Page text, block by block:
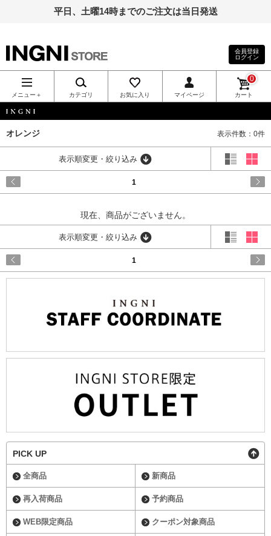
平日、土曜14時までのご注文は当日発送
INGNI（イン
グ）公式通
販｜INGNI
STORE
会員登録
ログイン
メニュー＋ カテゴリ お気に入り マイページ カート
0
オレンジ 表示件数：0件
表示順変更・絞り込み
1
現在、商品がございません。
表示順変更・絞り込み
1
PICK UP
全商品 新商品
再入荷商品 予約商品
WEB限定商品 クーポン対象商品